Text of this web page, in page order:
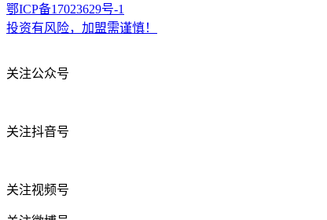
鄂ICP备17023629号-1
投资有风险，加盟需谨慎！
关注公众号
关注抖音号
关注视频号